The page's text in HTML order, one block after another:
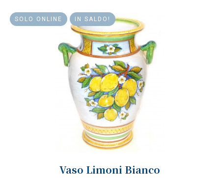
SOLO ONLINE IN SALDO!
Vaso Limoni Bianco